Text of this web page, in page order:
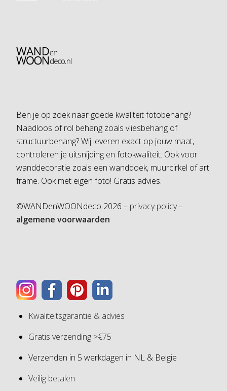
Ben je op zoek naar goede kwaliteit fotobehang?
Naadloos of rol behang zoals vliesbehang of
structuurbehang? Wij leveren exact op jouw maat,
controleren je uitsnijding en fotokwaliteit. Ook voor
wanddecoratie zoals een wanddoek, muurcirkel of art
frame. Ook met eigen foto! Gratis advies.
©WANDenWOONdeco 2026 – privacy policy –
algemene voorwaarden
Kwaliteitsgarantie & advies
Gratis verzending >€75
Verzenden in 5 werkdagen in NL & Belgie
Veilig betalen